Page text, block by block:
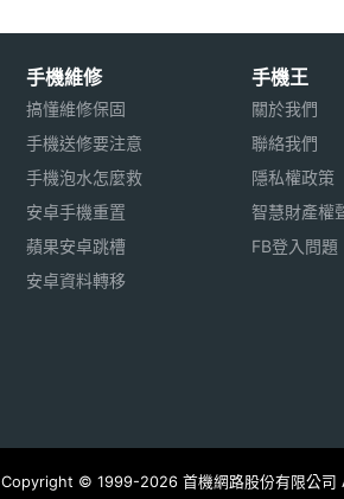
手機維修
搞懂維修保固
手機送修要注意
手機泡水怎麼救
安卓手機重置
蘋果安卓跳槽
安卓資料轉移
手機王
關於我們
聯絡我們
隱私權政策
智慧財產權
FB登入問題
Copyright © 1999-2026 首機網路股份有限公司